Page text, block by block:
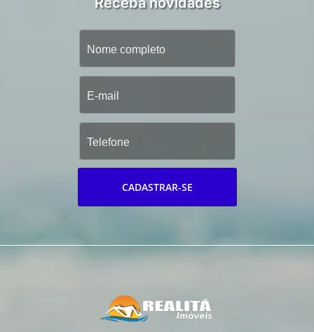
CADASTRAR-SE